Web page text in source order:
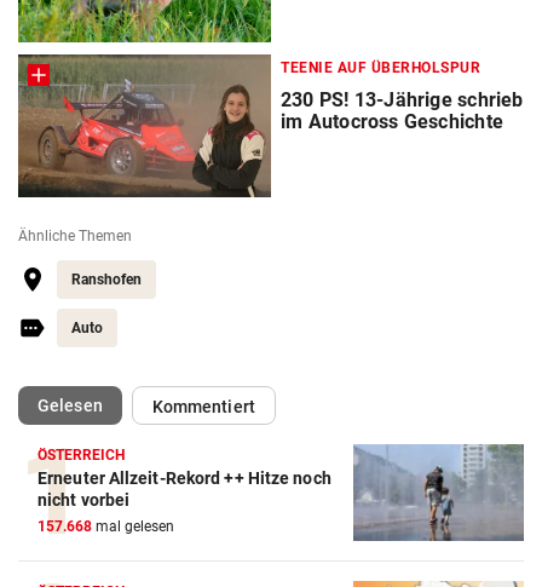
TEENIE AUF ÜBERHOLSPUR
230 PS! 13-Jährige schrieb
im Autocross Geschichte
Ähnliche Themen
Ranshofen
Auto
Gelesen(ausgewählt)Kommentiert
ÖSTERREICH
Erneuter Allzeit-Rekord ++ Hitze noch
nicht vorbei
157.668 mal gelesen